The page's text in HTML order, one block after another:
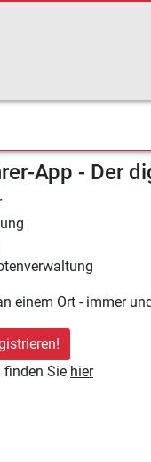
App - Der
einem Ort - immer
Sie hier